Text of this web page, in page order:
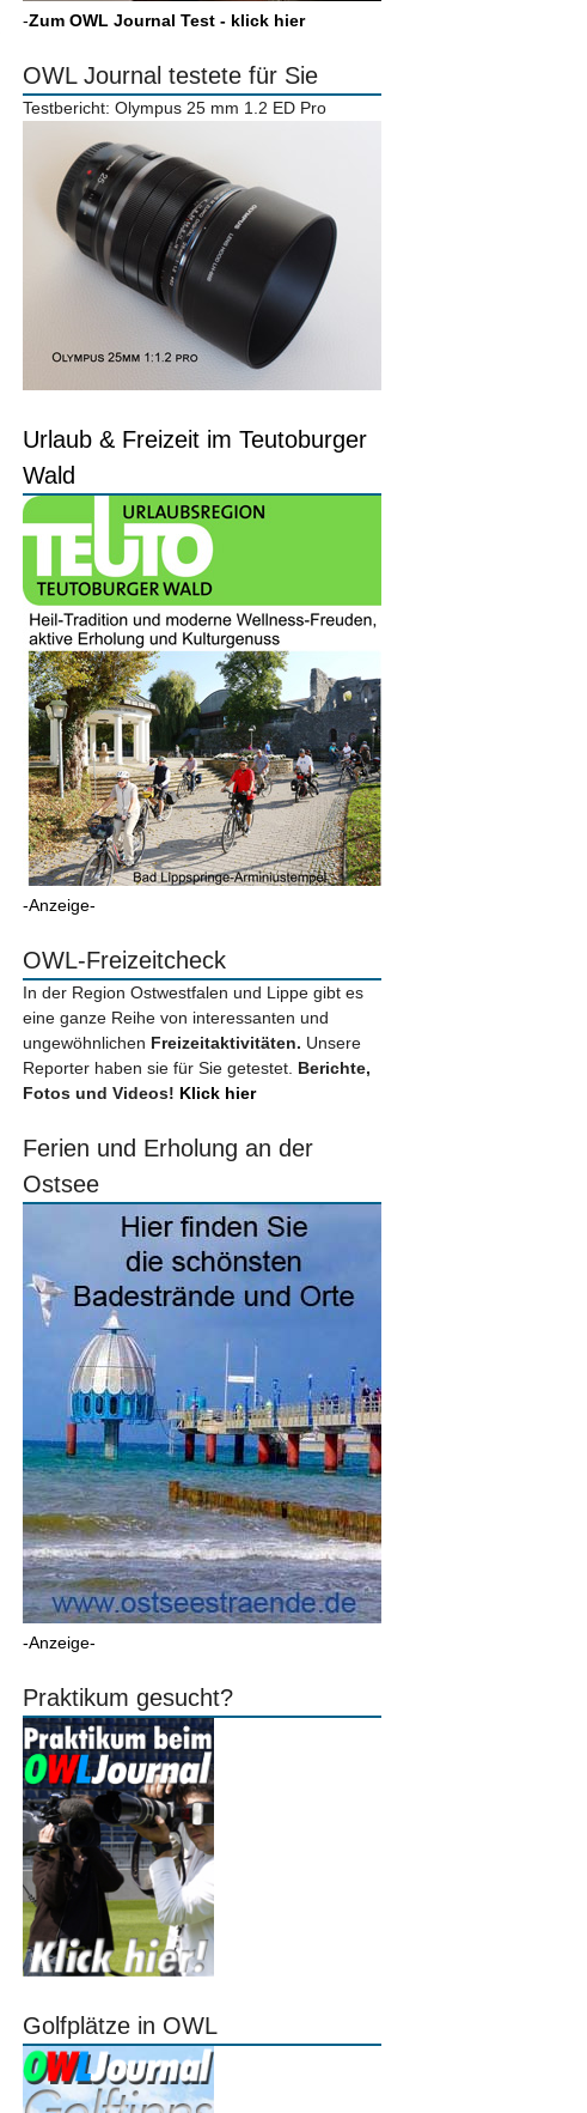
-Zum OWL Journal Test - klick hier
OWL Journal testete für Sie
Testbericht: Olympus 25 mm 1.2 ED Pro
Urlaub & Freizeit im Teutoburger
Wald
-Anzeige-
OWL-Freizeitcheck
In der Region Ostwestfalen und Lippe gibt es
eine ganze Reihe von interessanten und
ungewöhnlichen Freizeitaktivitäten. Unsere
Reporter haben sie für Sie getestet. Berichte,
Fotos und Videos! Klick hier
Ferien und Erholung an der
Ostsee
-Anzeige-
Praktikum gesucht?
Golfplätze in OWL